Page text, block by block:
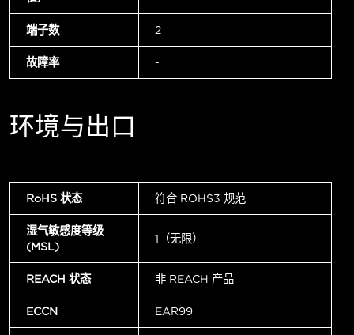
端子数 2
故障率 -
环境与出口
RoHS 状态 符合 ROHS3 规范
湿气敏感度等级
(MSL)
1（无限）
REACH 状态 非 REACH 产品
ECCN EAR99